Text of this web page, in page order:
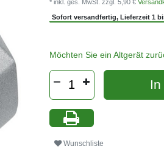
* inkl. ges. MwSt. zzgl. 5,90 €
Sofort versandfertig, Lieferzeit 1
Möchten Sie ein Altgerät
Wunschliste